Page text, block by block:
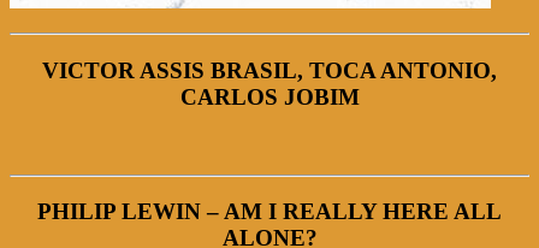
VICTOR ASSIS BRASIL, TOCA ANTONIO,
CARLOS JOBIM
PHILIP LEWIN – AM I REALLY HERE ALL
ALONE?